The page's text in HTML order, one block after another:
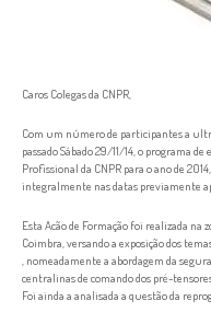
Caros Colegas da CNPR,
Com um número de participantes a
passado Sábado 29/11/14, o programa
Profissional da CNPR para o ano de
integralmente nas datas previamente
Esta Acão de Formação foi realizada
Coimbra, versando a exposição dos
, nomeadamente a abordagem da
centralinas de comando dos pré-
Foi ainda a analisada a questão da